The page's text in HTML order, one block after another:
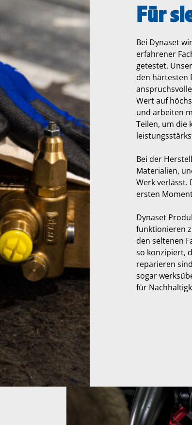
Für
Bei Dynaset
erfahrener
getestet.
den härtesten
Wert auf
und arbeiten
Teilen, um die
Bei der
Materialien,
Werk verlässt.
ersten
Dynaset
funktionieren
den seltenen
so konzipiert,
reparieren
sogar
für